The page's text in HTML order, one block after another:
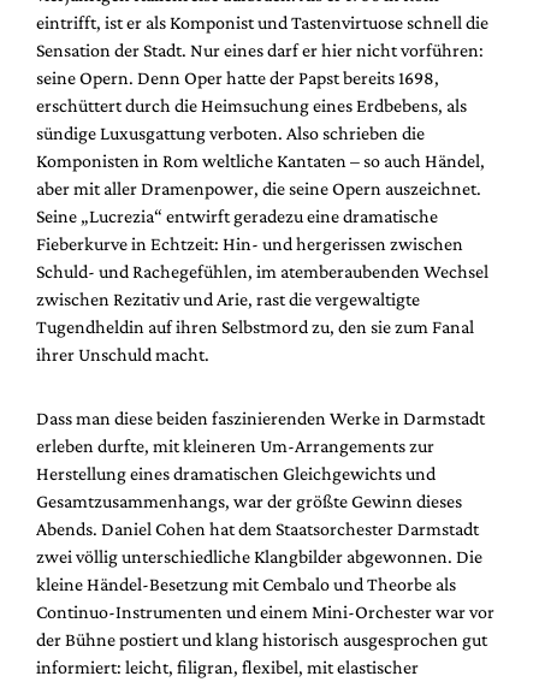
eintrifft, ist er als Komponist und Tastenvirtuose schnell die
Sensation der Stadt. Nur eines darf er hier nicht vorführen:
seine Opern. Denn Oper hatte der Papst bereits 1698,
erschüttert durch die Heimsuchung eines Erdbebens, als
sündige Luxusgattung verboten. Also schrieben die
Komponisten in Rom weltliche Kantaten – so auch Händel,
aber mit aller Dramenpower, die seine Opern auszeichnet.
Seine „Lucrezia“ entwirft geradezu eine dramatische
Fieberkurve in Echtzeit: Hin- und hergerissen zwischen
Schuld- und Rachegefühlen, im atemberaubenden Wechsel
zwischen Rezitativ und Arie, rast die vergewaltigte
Tugendheldin auf ihren Selbstmord zu, den sie zum Fanal
ihrer Unschuld macht.
Dass man diese beiden faszinierenden Werke in Darmstadt
erleben durfte, mit kleineren Um-Arrangements zur
Herstellung eines dramatischen Gleichgewichts und
Gesamtzusammenhangs, war der größte Gewinn dieses
Abends. Daniel Cohen hat dem Staatsorchester Darmstadt
zwei völlig unterschiedliche Klangbilder abgewonnen. Die
kleine Händel-Besetzung mit Cembalo und Theorbe als
Continuo-Instrumenten und einem Mini-Orchester war vor
der Bühne postiert und klang historisch ausgesprochen gut
informiert: leicht, filigran, flexibel, mit elastischer